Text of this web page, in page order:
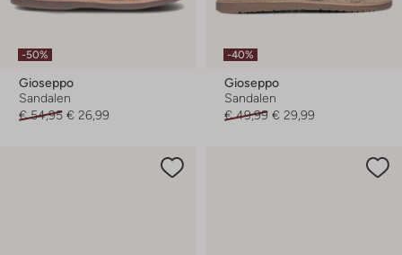
-50%
Gioseppo
Sandalen
€ 54,95 € 26,99
-40%
Gioseppo
Sandalen
€ 49,99 € 29,99